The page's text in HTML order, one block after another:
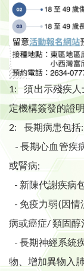
1: 須出示殘疾人
定機構簽發的證
2: 長期病患包括:
- 長期心血管疾
或腎病;
- 新陳代謝疾病
- 免疫力弱(因
病或癌症/ 類固醇
- 長期神經系統
物、增加異物入